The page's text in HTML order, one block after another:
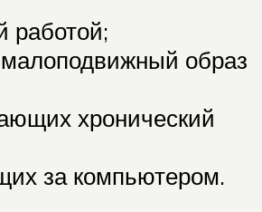
работой;
образ
хронический
за компьютером.